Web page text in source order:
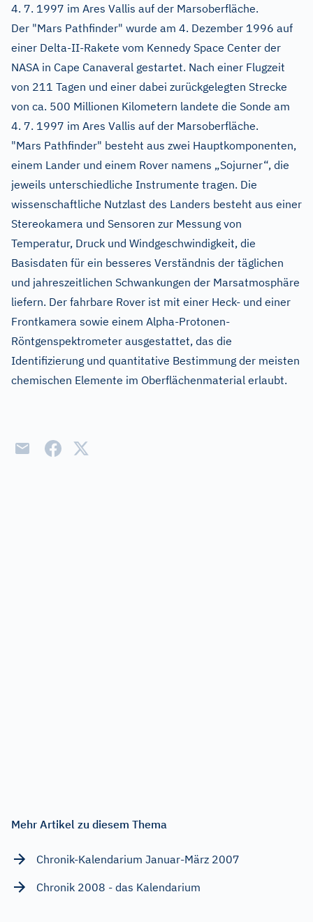
4. 7. 1997 im Ares Vallis auf der Marsoberfläche.
Der "Mars Pathfinder" wurde am 4. Dezember 1996 auf
einer Delta-II-Rakete vom Kennedy Space Center der
NASA in Cape Canaveral gestartet. Nach einer Flugzeit
von 211 Tagen und einer dabei zurückgelegten Strecke
von ca. 500 Millionen Kilometern landete die Sonde am
4. 7. 1997 im Ares Vallis auf der Marsoberfläche.
"Mars Pathfinder" besteht aus zwei Hauptkomponenten,
einem Lander und einem Rover namens „Sojurner“, die
jeweils unterschiedliche Instrumente tragen. Die
wissenschaftliche Nutzlast des Landers besteht aus einer
Stereokamera und Sensoren zur Messung von
Temperatur, Druck und Windgeschwindigkeit, die
Basisdaten für ein besseres Verständnis der täglichen
und jahreszeitlichen Schwankungen der Marsatmosphäre
liefern. Der fahrbare Rover ist mit einer Heck- und einer
Frontkamera sowie einem Alpha-Protonen-
Röntgenspektrometer ausgestattet, das die
Identifizierung und quantitative Bestimmung der meisten
chemischen Elemente im Oberflächenmaterial erlaubt.
Mehr Artikel zu diesem Thema
Chronik-Kalendarium Januar-März 2007
Chronik 2008 - das Kalendarium